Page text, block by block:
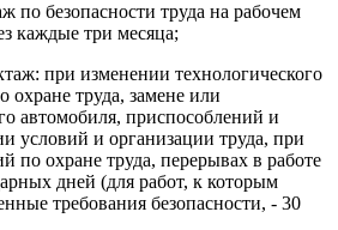
по безопасности труда на рабочем
каждые три месяца;
при изменении технологического
охране труда, замене или
автомобиля, приспособлений и
условий и организации труда, при
по охране труда, перерывах в работе
дней (для работ, к которым
требования безопасности, - 30